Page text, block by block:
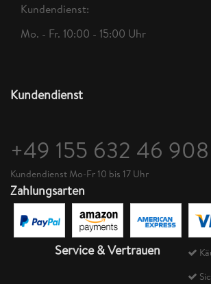
Kundendienst:
Mo. - Fr. 10:00 - 15:00 Uhr
Kundendienst
+49 155 632 46 908
Kundendienst Mo-Fr 10 bis 17 Uhr
Zahlungsarten
Service & Vertrauen